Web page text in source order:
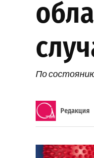
По состоянию
Редакция